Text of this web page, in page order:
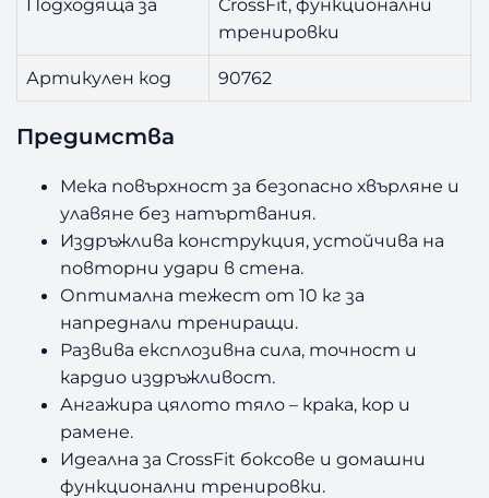
тренировки
Артикулен код 90762
Предимства
Мека повърхност за безопасно хвърляне и
улавяне без натъртвания.
Издръжлива конструкция, устойчива на
повторни удари в стена.
Оптимална тежест от 10 кг за
напреднали трениращи.
Развива експлозивна сила, точност и
кардио издръжливост.
Ангажира цялото тяло – крака, кор и
рамене.
Идеална за CrossFit боксове и домашни
функционални тренировки.